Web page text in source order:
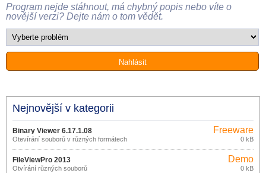
Program nejde stáhnout, má chybný popis nebo víte o
novější verzi? Dejte nám o tom vědět.
Nejnovější v kategorii
Binary Viewer 6.17.1.08
Otevírání souborů v různých formátech
Freeware
0 kB
FileViewPro 2013
Otvírání různých souborů
Demo
0 kB